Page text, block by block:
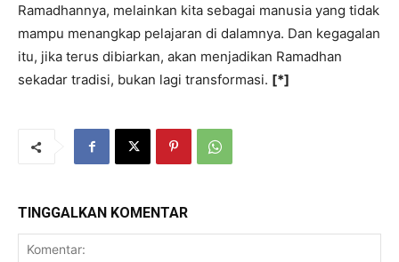
Ramadhannya, melainkan kita sebagai manusia yang tidak
mampu menangkap pelajaran di dalamnya. Dan kegagalan
itu, jika terus dibiarkan, akan menjadikan Ramadhan
sekadar tradisi, bukan lagi transformasi. [*]
TINGGALKAN KOMENTAR